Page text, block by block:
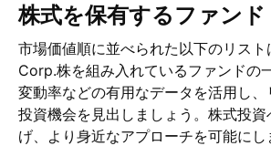
株式を保有するファンド
市場価値順に並べられた以下のリス
Corp.株を組み入れているファンドの
変動率などの有用なデータを活用し、
投資機会を見出しましょう。株式投
げ、より身近なアプローチを可能にし